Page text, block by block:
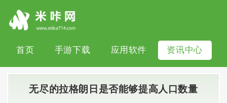
首页 手游下载 应用软件 资讯中心
无尽的拉格朗日是否能够提高人口数量